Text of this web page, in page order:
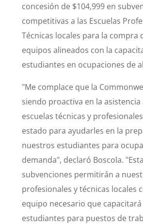
concesión de $104,999 en
competitivas a las Escuelas
Técnicas locales para la compra
equipos alineados con la
estudiantes en ocupaciones de
"Me complace que la
siendo proactiva en la
escuelas técnicas y
estado para ayudarles en la
nuestros estudiantes para
demanda", declaró Boscola.
subvenciones permitirán a
profesionales y técnicas locales
equipo necesario que
estudiantes para puestos de